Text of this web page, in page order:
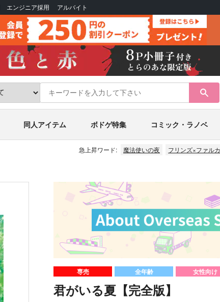
エンジニア採用 アルバイト
同人アイテム ボドゲ特集 コミック・ラノベ
急上昇ワード: 魔法使いの夜 フリンズ×ファルカ
専売 全年齢 女性向け
君がいる夏【完全版】